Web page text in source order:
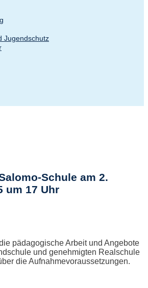
Jugendschutz
Schule am 2.
um 17 Uhr
pädagogische Arbeit und Angebote
und genehmigten Realschule
die Aufnahmevoraussetzungen.